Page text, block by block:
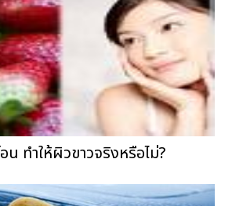
น ทำให้ผิวขาวจริงหรือไม่?